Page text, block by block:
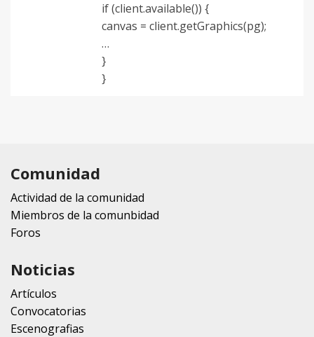
if (client.available()) {
canvas = client.getGraphics(pg);
…
}
}
Comunidad
Actividad de la comunidad
Miembros de la comunbidad
Foros
Noticias
Artículos
Convocatorias
Escenografias